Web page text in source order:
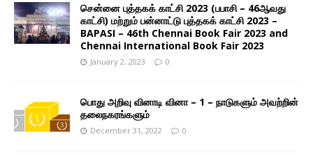
சென்னை புத்தகக் காட்சி 2023 (பபாசி – 46ஆவது
காட்சி) மற்றும் பன்னாட்டு புத்தகக் காட்சி 2023 –
BAPASI – 46th Chennai Book Fair 2023 and
Chennai International Book Fair 2023
January 2, 2023 0
பொது அறிவு வினாடி வினா – 1 – நாடுகளும் அவற்றின்
தலைநகரங்களும்
December 31, 2022 0